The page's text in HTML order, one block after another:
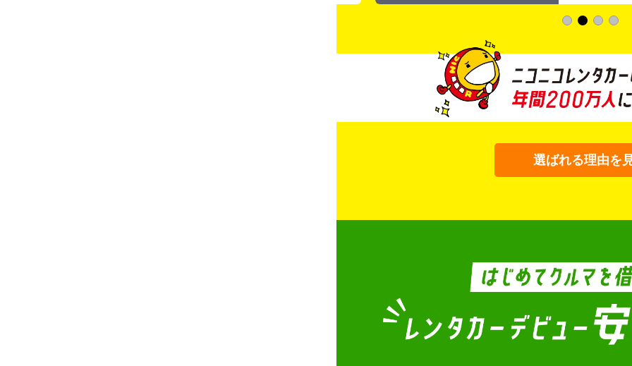
選ばれる理由を